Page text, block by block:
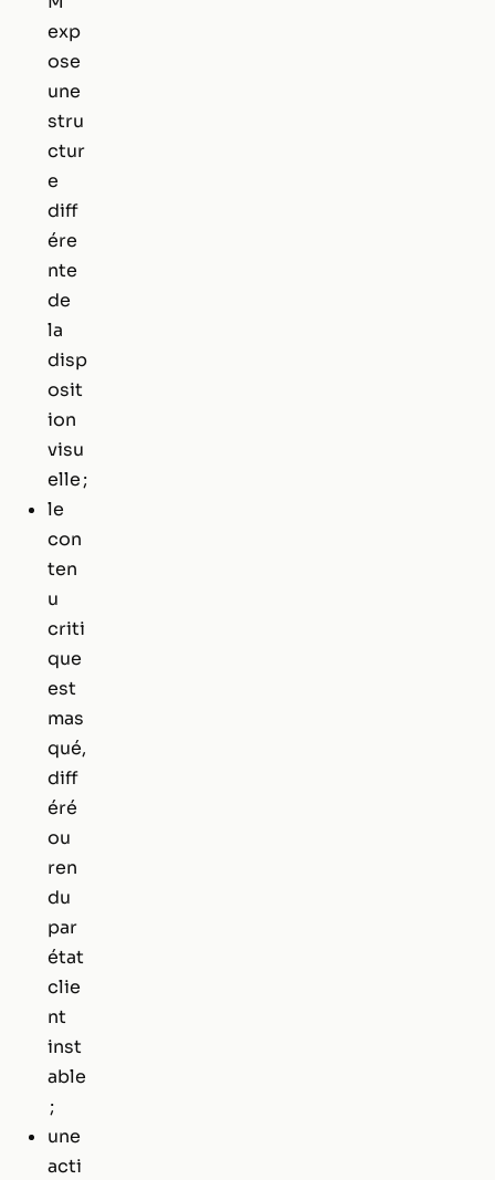
exp
ose
une
stru
ctur
e
diff
ére
nte
de
la
disp
osit
ion
visu
elle ;
le
con
ten
u
criti
que
est
mas
qué,
diff
éré
ou
ren
du
par
état
clie
nt
inst
able
;
une
acti